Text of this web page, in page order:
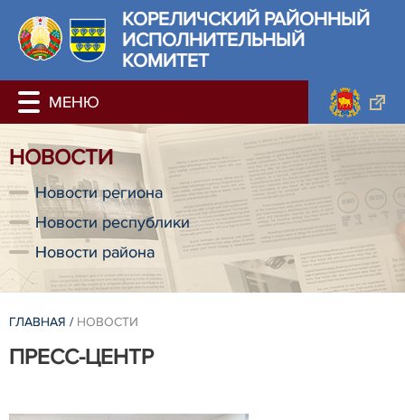
КОРЕЛИЧСКИЙ РАЙОННЫЙ
ИСПОЛНИТЕЛЬНЫЙ
КОМИТЕТ
НОВОСТИ
Новости региона
Новости республики
Новости района
ГЛАВНАЯ / НОВОСТИ
ПРЕСС-ЦЕНТР